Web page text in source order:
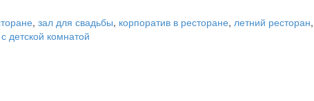
, зал для свадьбы, корпоратив в ресторане, летний ресторан,
детской комнатой